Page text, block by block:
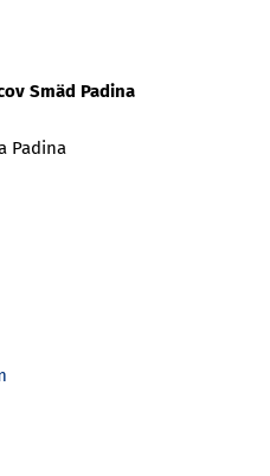
Smäd Padina
Padina